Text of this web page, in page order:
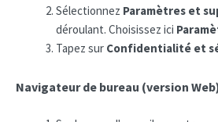
Sélectionnez Paramètres et
déroulant. Choisissez ici
Tapez sur Confidentialité et
Navigateur de bureau (version